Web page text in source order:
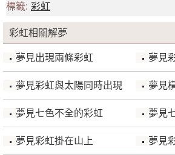
標籤: 彩虹
彩虹相關解夢
夢見出現兩條彩虹 夢見
夢見彩虹與太陽同時出現 夢見
夢見七色不全的彩虹 夢見
夢見彩虹掛在山上 夢見